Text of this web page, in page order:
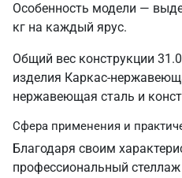
Особенность модели —
кг на каждый ярус.
Общий вес конструкции
изделия Каркас-
нержавеющая сталь и
Сфера применения и
Благодаря своим
профессиональный